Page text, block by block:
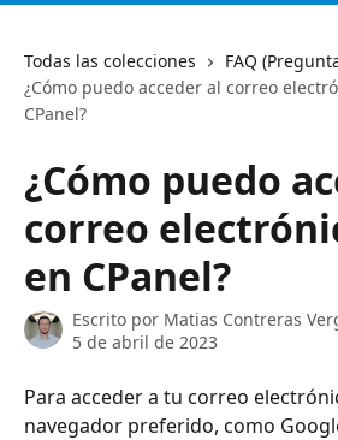
Todas las colecciones
FAQ
¿Cómo puedo acceder al correo
CPanel?
¿Cómo puedo
correo
en CPanel?
Escrito por Matias Contreras
5 de abril de 2023
Para acceder a tu correo
navegador preferido, como